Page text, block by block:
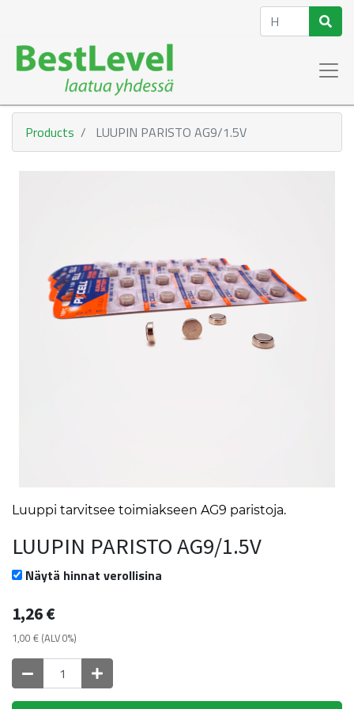
Products LUUPIN PARISTO AG9/1.5V
Luuppi tarvitsee toimiakseen AG9 paristoja.
LUUPIN PARISTO AG9/1.5V
Näytä hinnat verollisina
1,26€
1,00 € (ALV 0%)